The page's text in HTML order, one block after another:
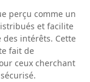
perçu comme un
et facilite
intérêts. Cette
fait de
ceux cherchant